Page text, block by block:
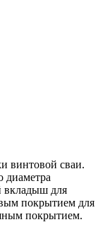
винтовой сваи.
диаметра
вкладыш для
покрытием для
покрытием.